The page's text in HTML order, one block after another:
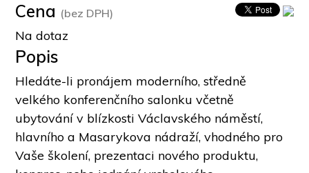
Cena (bez DPH)
Na dotaz
Popis
Hledáte-li pronájem moderního, středně
velkého konferenčního salonku včetně
ubytování v blízkosti Václavského náměstí,
hlavního a Masarykova nádraží, vhodného pro
Vaše školení, prezentaci nového produktu,